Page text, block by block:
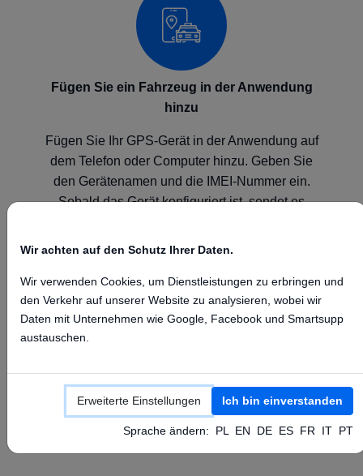
Fügen Sie ein Fahrzeug in der Anwendung
hinzu
Fügen Sie Ihr GPS-Gerät in der Anwendung auf
dem Telefon oder Computer hinzu. Geben Sie
den Gerätenamen und die IMEI-Nummer ein.
Sobald das Gerät konfiguriert ist, sendet es
Konfigurieren Sie Ihr GPS-Gerät gemäß den
Anweisungen des Herstellers, indem Sie die
oben genannten APN-, Server- und Port-Werte
festlegen.
Wir achten auf den Schutz Ihrer Daten.
Wir verwenden Cookies, um Dienstleistungen zu erbringen und
den Verkehr auf unserer Website zu analysieren, wobei wir
Daten mit Unternehmen wie Google, Facebook und Smartsupp
austauschen.
Erweiterte Einstellungen Ich bin einverstanden
Sprache ändern: PL EN DE ES FR IT PT